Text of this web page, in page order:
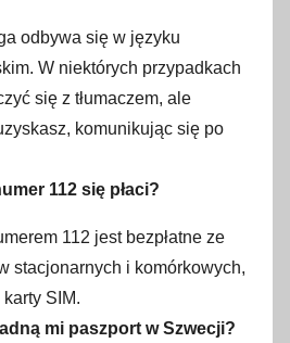
odbywa się w języku
W niektórych przypadkach
się z tłumaczem, ale
komunikując się po
112 się płaci?
112 jest bezpłatne ze
stacjonarnych i komórkowych,
SIM.
mi paszport w Szwecji?